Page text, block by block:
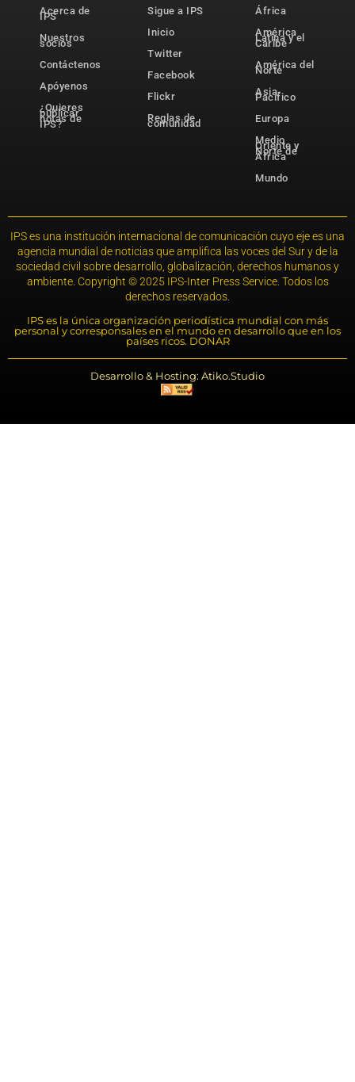
Acerca de
IPS
Nuestros
socios
Contáctenos
Apóyenos
¿Quieres
publicar
notas de
IPS?
Sigue a IPS
Inicio
Twitter
Facebook
Flickr
Reglas de
comunidad
África
América
Latina y el
Caribe
América del
Norte
Asia-
Pacífico
Europa
Medio
Oriente y
Norte de
África
Mundo
IPS es una institución internacional de comunicación cuyo eje es una
agencia mundial de noticias que amplifica las voces del Sur y de la
sociedad civil sobre desarrollo, globalización, derechos humanos y
ambiente. Copyright © 2025 IPS-Inter Press Service. Todos los
derechos reservados.
IPS es la única organización periodística mundial con más
personal y corresponsales en el mundo en desarrollo que en los
países ricos. DONAR
Desarrollo & Hosting: Atiko.Studio